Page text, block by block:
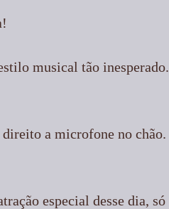
musical tão inesperado.
a microfone no chão.
especial desse dia, só